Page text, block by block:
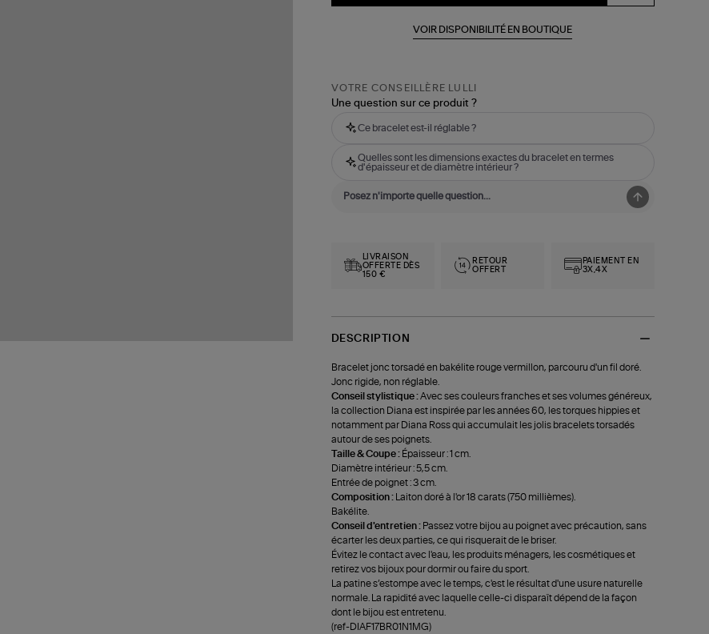
VOIR DISPONIBILITÉ EN BOUTIQUE
VOTRE CONSEILLÈRE LULLI
Une question sur ce produit ?
Ce bracelet est-il réglable ?
Quelles sont les dimensions exactes du bracelet en termes
d'épaisseur et de diamètre intérieur ?
LIVRAISON
OFFERTE DÈS
150 €
RETOUR
OFFERT
PAIEMENT EN
3X,4X
DESCRIPTION
Bracelet jonc torsadé en bakélite rouge vermillon, parcouru d'un fil doré.
Jonc rigide, non réglable.
Conseil stylistique :Avec ses couleurs franches et ses volumes généreux,
la collection Diana est inspirée par les années 60, les torques hippies et
notamment par Diana Ross qui accumulait les jolis bracelets torsadés
autour de ses poignets.
Taille & Coupe : Épaisseur : 1 cm.
Diamètre intérieur : 5,5 cm.
Entrée de poignet : 3 cm.
Composition :
Laiton doré à l'or 18 carats (750 millièmes).
Bakélite.
Conseil d'entretien : Passez votre bijou au poignet avec précaution, sans
écarter les deux parties, ce qui risquerait de le briser.
Évitez le contact avec l'eau, les produits ménagers, les cosmétiques et
retirez vos bijoux pour dormir ou faire du sport.
La patine s’estompe avec le temps, c'est le résultat d'une usure naturelle
normale. La rapidité avec laquelle celle-ci disparaît dépend de la façon
dont le bijou est entretenu.
(ref-DIAF17BR01N1MG)